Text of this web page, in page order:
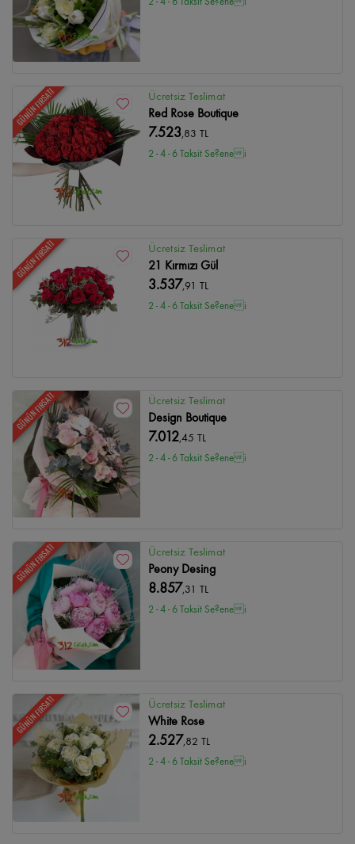
GÜNÜN FIRSATI Ücretsiz Teslimat
Red Rose Boutique
7.523,83 TL
2 - 4 - 6 Taksit Se?enei
GÜNÜN FIRSATI Ücretsiz Teslimat
21 Kırmızı Gül
3.537,91 TL
2 - 4 - 6 Taksit Se?enei
GÜNÜN FIRSATI Ücretsiz Teslimat
Design Boutique
7.012,45 TL
2 - 4 - 6 Taksit Se?enei
GÜNÜN FIRSATI Ücretsiz Teslimat
Peony Desing
8.857,31 TL
2 - 4 - 6 Taksit Se?enei
GÜNÜN FIRSATI Ücretsiz Teslimat
White Rose
2.527,82 TL
2 - 4 - 6 Taksit Se?enei